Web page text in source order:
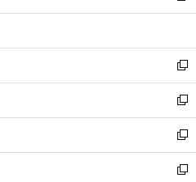
開
ウ
開
く
ン
ウ
で
開
く
ウ
ン
ド
ウ
で
開
く
し
ウ
ィ
ン
ド
ウ
で
開
く
新
し
い
ウ
ィ
ン
ド
新
し
い
ウ
ィ
新
し
い
新